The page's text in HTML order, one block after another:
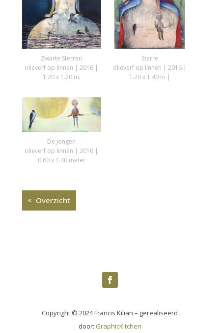
Zwarte Sterren
olieverf op linnen | 2016 |
1.20 x 1.20 m.
Sterre
olieverf op linnen | 2016 |
1.20 x 1.40 m |
De Jongen
olieverf op linnen | 2016 |
0.60 x 1.40 meter
Overzicht
Copyright © 2024 Francis Kilian – gerealiseerd
door: GraphicKitchen